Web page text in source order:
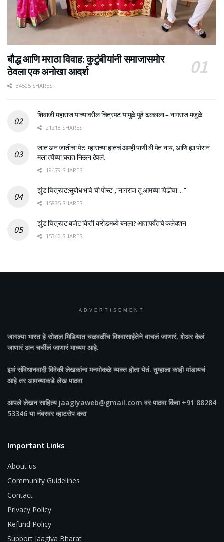
बौद्ध आणि मराठा विवाह: कुटुंबीयांनी समाजासमोर
ठेवला एक अनोखा आदर्श
34505 SHARES
शिवाजी महाराज यांच्यावरील चित्रपट यामुळे पुढे ढकलला – नागराज मंजुळे
21218 SHARES
जात अन जातीचा पेट: म्हाराच्या हातचं आम्ही पाणी बी पेत नाय, आणि ह्या पोरानं
मला त्येंच्या घरात निऊन ठेवलं.
19479 SHARES
झुंड चित्रपट:सुबोध भावे ची पोस्ट ,”नागराज तू आमच्या पिढीचा…”
15835 SHARES
झुंड चित्रपट बजेट:किती करोडमध्ये बनला? आतापर्यँतचे कलेक्शन
15340 SHARES
ADVERTISEMENT
जागल्या भारतहे सोशल मिडियात चळवळींच विश्वासार्हतेने वाचलं जाणारं, शेअर केलं
जाणारं अन चर्चीलं जाणारं माध्यम आहे.
इथं संविधानवादी विवेकी लेखकांना मनमोकळे व्यक्त होता येतं. तुम्हाला काही मांडायचं
आहे तर आमच्याकडे लेख पाठवा
आपले लेखन साहित्य jaaglyaweb@gmail.com वर पाठवा किंवा +91 88284
53346 या नंबरवर व्हाटसेप करा
Important Links
About us
Community Guidelines
Contact
Privacy Policy
Refund Policy
Support Jaaglya Bharat